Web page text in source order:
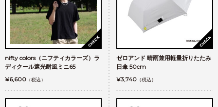
nifty colors（ニフティカラーズ）ラ
ディクール遮光耐風ミニ65
¥6,600 （税込）
ゼロアンド 晴雨兼用軽量折りたたみ
日傘 50cm
¥3,740 （税込）